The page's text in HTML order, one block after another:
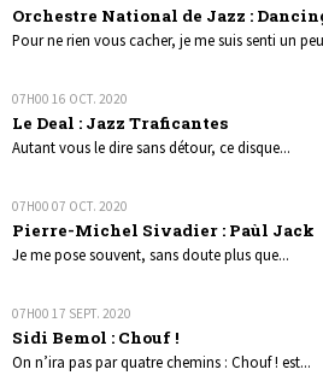
Orchestre National de Jazz :
Pour ne rien vous cacher, je me suis senti un
07H00 16 OCT. 2020
Le Deal : Jazz Traficantes
Autant vous le dire sans détour, ce disque...
07H00 07 OCT. 2020
Pierre-Michel Sivadier : Paùl Jack
Je me pose souvent, sans doute plus que...
07H00 17 SEPT. 2020
Sidi Bemol : Chouf !
On n’ira pas par quatre chemins : Chouf ! est...